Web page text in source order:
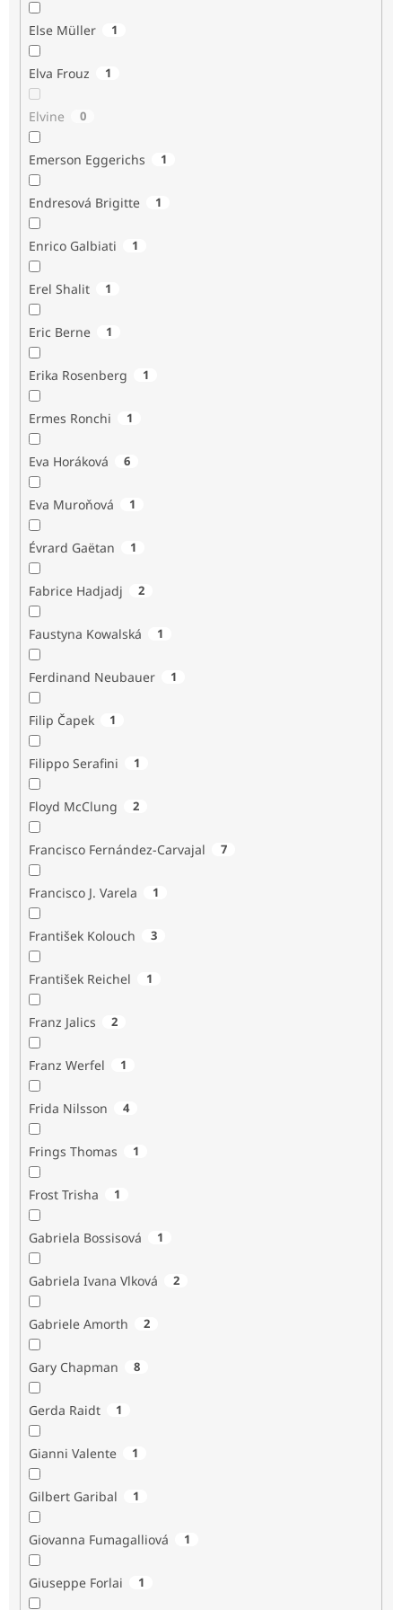
Else Müller 1
Elva Frouz 1
Elvine 0
Emerson Eggerichs 1
Endresová Brigitte 1
Enrico Galbiati 1
Erel Shalit 1
Eric Berne 1
Erika Rosenberg 1
Ermes Ronchi 1
Eva Horáková 6
Eva Muroňová 1
Évrard Gaëtan 1
Fabrice Hadjadj 2
Faustyna Kowalská 1
Ferdinand Neubauer 1
Filip Čapek 1
Filippo Serafini 1
Floyd McClung 2
Francisco Fernández-Carvajal 7
Francisco J. Varela 1
František Kolouch 3
František Reichel 1
Franz Jalics 2
Franz Werfel 1
Frida Nilsson 4
Frings Thomas 1
Frost Trisha 1
Gabriela Bossisová 1
Gabriela Ivana Vlková 2
Gabriele Amorth 2
Gary Chapman 8
Gerda Raidt 1
Gianni Valente 1
Gilbert Garibal 1
Giovanna Fumagalliová 1
Giuseppe Forlai 1